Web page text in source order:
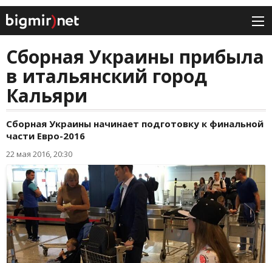
Сборная Украины прибыла
в итальянский город
Кальяри
Cборная Украины начинает подготовку к финальной
части Евро-2016
22 мая 2016, 20:30